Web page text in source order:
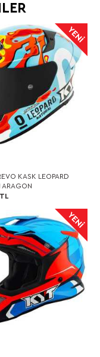
KASK LEOPARD
ARAGON